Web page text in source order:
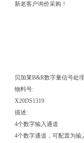
新老客户询价采购！
贝加莱B&R数字量信号处
物料号:
X20DS1319
描述:
4个数字输入通道
4个数字通道，可配置为输